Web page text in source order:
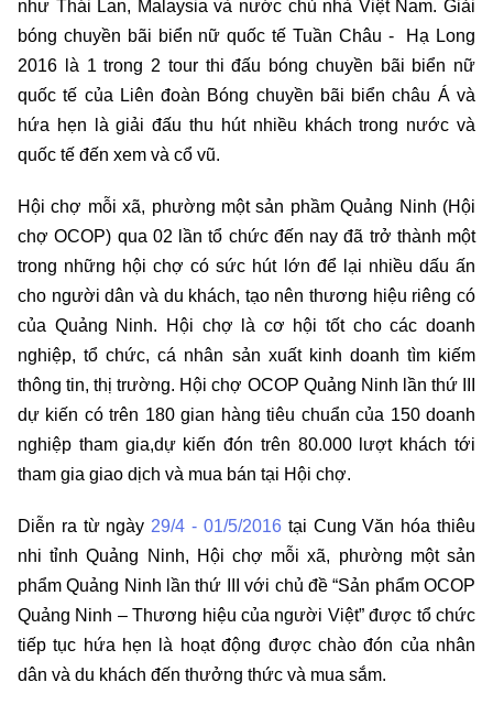
như Thái Lan, Malaysia và nước chủ nhà Việt Nam. Giải
bóng chuyền bãi biển nữ quốc tế Tuần Châu - Hạ Long
2016 là 1 trong 2 tour thi đấu bóng chuyền bãi biển nữ
quốc tế của Liên đoàn Bóng chuyền bãi biển châu Á và
hứa hẹn là giải đấu thu hút nhiều khách trong nước và
quốc tế đến xem và cổ vũ.
Hội chợ mỗi xã, phường một sản phầm Quảng Ninh (Hội
chợ OCOP) qua 02 lần tổ chức đến nay đã trở thành một
trong những hội chợ có sức hút lớn để lại nhiều dấu ấn
cho người dân và du khách, tạo nên thương hiệu riêng có
của Quảng Ninh. Hội chợ là cơ hội tốt cho các doanh
nghiệp, tổ chức, cá nhân sản xuất kinh doanh tìm kiếm
thông tin, thị trường. Hội chợ OCOP Quảng Ninh lần thứ III
dự kiến có trên 180 gian hàng tiêu chuẩn của 150 doanh
nghiệp tham gia,dự kiến đón trên 80.000 lượt khách tới
tham gia giao dịch và mua bán tại Hội chợ.
Diễn ra từ ngày 29/4 - 01/5/2016tại Cung Văn hóa thiêu
nhi tỉnh Quảng Ninh, Hội chợ mỗi xã, phường một sản
phẩm Quảng Ninh lần thứ III với chủ đề “Sản phẩm OCOP
Quảng Ninh – Thương hiệu của người Việt” được tổ chức
tiếp tục hứa hẹn là hoạt động được chào đón của nhân
dân và du khách đến thưởng thức và mua sắm.